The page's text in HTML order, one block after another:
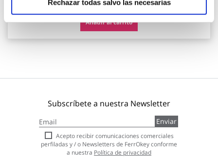
Rechazar todas salvo las necesarias
Añadir al carrito
Subscríbete a nuestra Newsletter
a
nuestro
boletín
de
Enviar
Acepto recibir comunicaciones comerciales
perfiladas y / o Newsletters de FerrOkey conforme
a nuestra Política de privacidad